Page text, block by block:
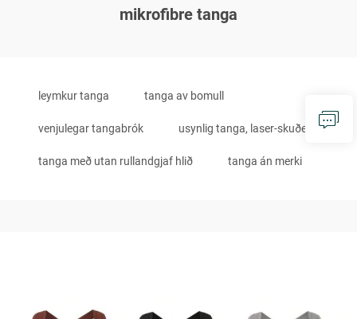
mikrofibre tanga
leymkur tanga tanga av bomull
venjulegar tangabrók usynlig tanga, laser-skuðen
tanga með utan rullandgjaf hlið tanga án merki